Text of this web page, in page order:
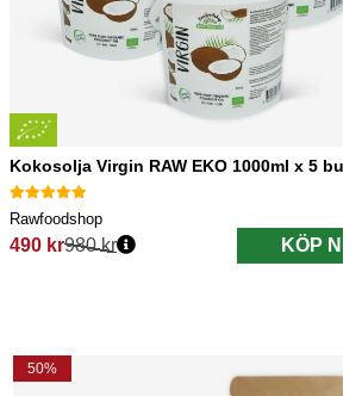
Kokosolja Virgin RAW EKO 1000ml x 5
Rawfoodshop
490 kr
Ordinarie pris:
980 kr KÖP NU
50%